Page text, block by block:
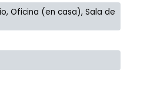
Oficina (en casa), Sala de